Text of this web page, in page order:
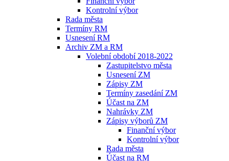
Kontrolní výbor
Rada města
Termíny RM
Usnesení RM
Archiv ZM a RM
Volební období 2018-2022
Zastupitelstvo města
Usnesení ZM
Zápisy ZM
Termíny zasedání ZM
Účast na ZM
Nahrávky ZM
Zápisy výborů ZM
Finanční výbor
Kontrolní výbor
Rada města
Účast na RM